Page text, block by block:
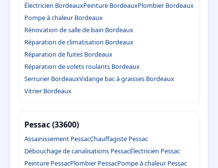
Électricien BordeauxPeinture BordeauxPlombier Bordeaux
Pompe à chaleur Bordeaux
Rénovation de salle de bain Bordeaux
Réparation de climatisation Bordeaux
Réparation de fuites Bordeaux
Réparation de volets roulants Bordeaux
Serrurier BordeauxVidange bac à graisses Bordeaux
Vitrier Bordeaux
Pessac (33600)
Assainissement PessacChauffagiste Pessac
Débouchage de canalisations PessacÉlectricien Pessac
Peinture PessacPlombier PessacPompe à chaleur Pessac